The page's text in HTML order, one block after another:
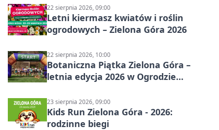
22 sierpnia 2026, 09:00
Letni kiermasz kwiatów i roślin
ogrodowych – Zielona Góra 2026
22 sierpnia 2026, 10:00
Botaniczna Piątka Zielona Góra –
letnia edycja 2026 w Ogrodzie
23 sierpnia 2026, 09:00
Kids Run Zielona Góra - 2026:
rodzinne biegi